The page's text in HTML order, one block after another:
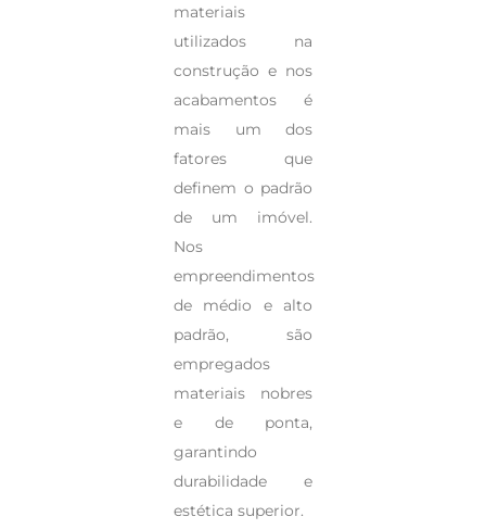
materiais
utilizados na
construção e nos
acabamentos é
mais um dos
fatores que
definem o padrão
de um imóvel.
Nos
empreendimentos
de médio e alto
padrão, são
empregados
materiais nobres
e de ponta,
garantindo
durabilidade e
estética superior.